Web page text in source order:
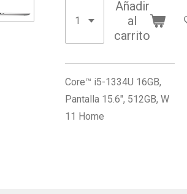
Añadir
al
carrito
Core™ i5-1334U 16GB,
Pantalla 15.6", 512GB, W
11 Home